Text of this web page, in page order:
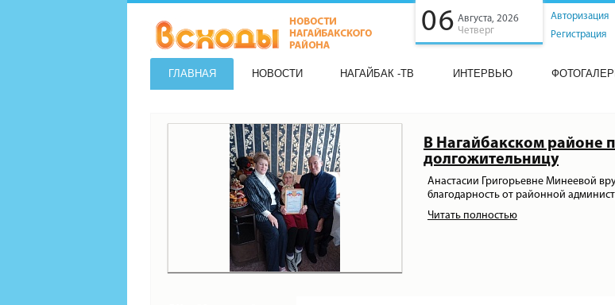
06 Августа, 2026
Четверг
Авторизация
Регистрация
ГЛАВНАЯ НОВОСТИ НАГАЙБАК -ТВ ИНТЕРВЬЮ
В Нагайбакском районе
долгожительницу
Анастасии Григорьевне Минеевой
благодарность от районной
Читать полностью